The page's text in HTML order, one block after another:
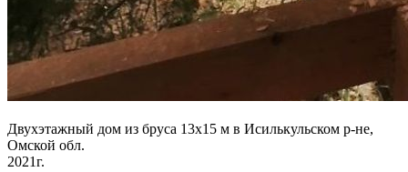
Двухэтажный дом из бруса 13х15 м в Исилькульском р-не,
Омской обл.
2021г.